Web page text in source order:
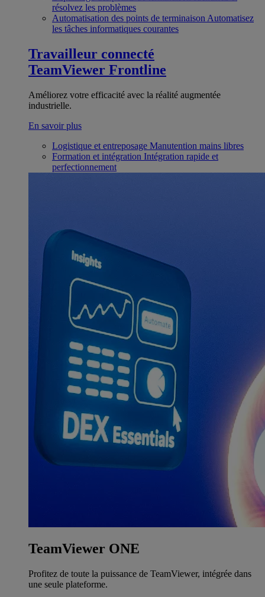
résolvez les problèmes
Automatisation des points de terminaison Automatisez
les tâches informatiques courantes
Travailleur connecté
TeamViewer Frontline
Améliorez votre efficacité avec la réalité augmentée
industrielle.
En savoir plus
Logistique et entreposage Manutention mains libres
Formation et intégration Intégration rapide et
perfectionnement
TeamViewer ONE
Profitez de toute la puissance de TeamViewer, intégrée dans
une seule plateforme.